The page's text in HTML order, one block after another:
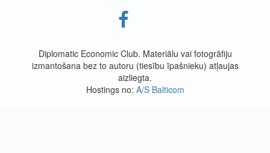
Diplomatic Economic Club. Materiālu vai fotogrāfiju
izmantošana bez to autoru (tiesību īpašnieku) atļaujas
aizliegta.
Hostings no: A/S Balticom